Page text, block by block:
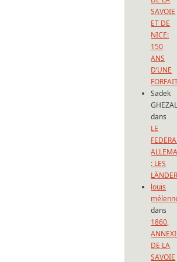
SAVOIE
ET DE
NICE:
150
ANS
D’UNE
Sadek
dans
LE
: LES
louis
dans
1860,
DE LA
SAVOIE